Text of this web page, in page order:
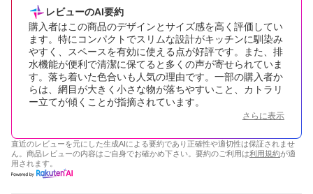
レビューのAI要約
購入者はこの商品のデザインとサイズ感を高く評価してい
ます。特にコンパクトでスリムな設計がキッチンに馴染み
やすく、スペースを有効に使える点が好評です。また、排
水機能が便利で清潔に保てると多くの声が寄せられていま
す。落ち着いた色合いも人気の理由です。一部の購入者か
らは、網目が大きく小さな物が落ちやすいこと、カトラリ
ー立てが傾くことが指摘されています。
さらに表示
直近のレビューを元にした生成AIによる要約であり正確性や適切性は保証されませ
ん。商品レビューの内容はご自身でお確かめ下さい。要約のご利用は利用規約が適
用されます。